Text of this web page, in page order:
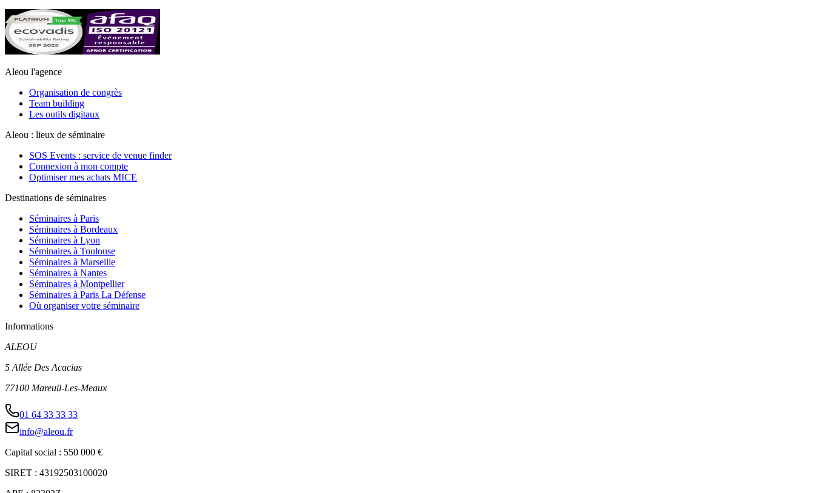
Aleou l'agence
Organisation de congrès
Team building
Les outils digitaux
Aleou : lieux de séminaire
SOS Events : service de venue finder
Connexion à mon compte
Optimiser mes achats MICE
Destinations de séminaires
Séminaires à Paris
Séminaires à Bordeaux
Séminaires à Lyon
Séminaires à Toulouse
Séminaires à Marseille
Séminaires à Nantes
Séminaires à Montpellier
Séminaires à Paris La Défense
Où organiser votre séminaire
Informations
ALEOU
5 Allée Des Acacias
77100 Mareuil-Les-Meaux
01 64 33 33 33
info@aleou.fr
Capital social : 550 000 €
SIRET : 43192503100020